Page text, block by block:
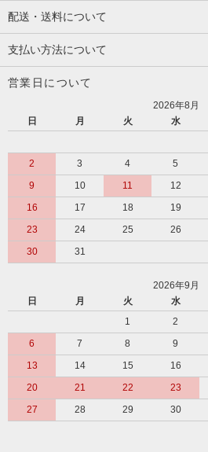
配送・送料について
支払い方法について
営業日について
2026年8月
日
月 火 水
2
3 4 5
9
10 11 12
16
17 18 19
23
24 25 26
30
31
2026年9月
日
月 火 水
1
2
6
7 8 9
13
14 15 16
20
21 22 23
27
28 29 30